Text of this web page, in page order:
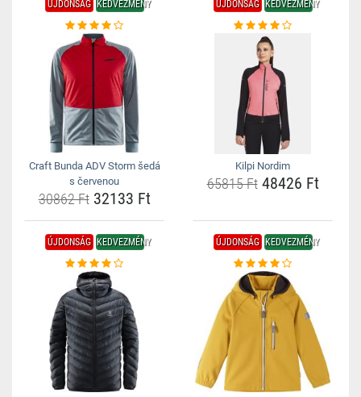
ÚJDONSÁG KEDVEZMÉNY
Craft Bunda ADV Storm šedá
s červenou
30862 Ft32133 Ft
ÚJDONSÁG KEDVEZMÉNY
Kilpi Nordim
65815 Ft48426 Ft
ÚJDONSÁG KEDVEZMÉNY ÚJDONSÁG KEDVEZMÉNY